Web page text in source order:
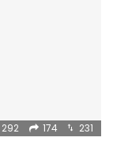
292 174 231